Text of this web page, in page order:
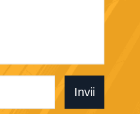
Invii